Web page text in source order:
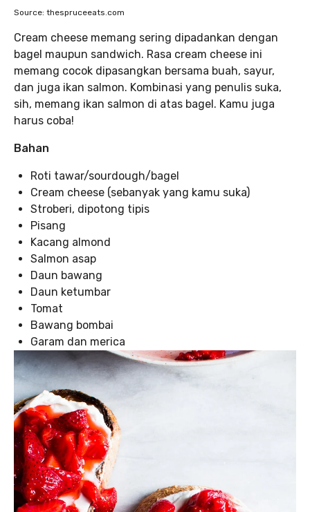
Source: thespruceeats.com
Cream cheese memang sering dipadankan dengan
bagel maupun sandwich. Rasa cream cheese ini
memang cocok dipasangkan bersama buah, sayur,
dan juga ikan salmon. Kombinasi yang penulis suka,
sih, memang ikan salmon di atas bagel. Kamu juga
harus coba!
Bahan
Roti tawar/sourdough/bagel
Cream cheese (sebanyak yang kamu suka)
Stroberi, dipotong tipis
Pisang
Kacang almond
Salmon asap
Daun bawang
Daun ketumbar
Tomat
Bawang bombai
Garam dan merica